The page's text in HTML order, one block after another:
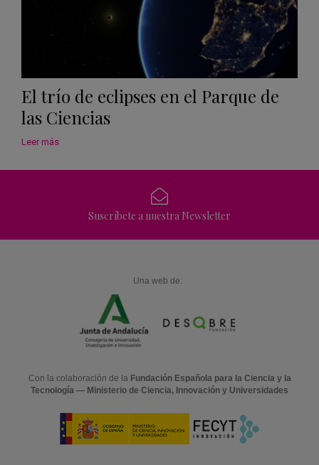
El trío de eclipses en el Parque de
las Ciencias
Leer más
Suscríbete a nuestra Newsletter
Una web de:
Con la colaboración de la Fundación Española para la Ciencia y la
Tecnología — Ministerio de Ciencia, Innovación y Universidades